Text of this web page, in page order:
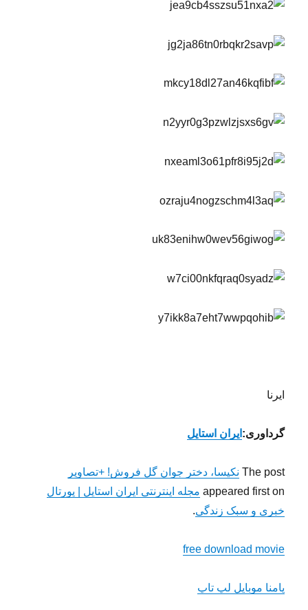
ایرنا
گرداوری: ایران استایل
The post نکیسا، دختر جوان گل فروش! +تصاویر
appeared first on مجله اینترنتی ایران استایل | پورتال
خبری و سبک زندگی.
free download movie
پامنا موبایل لپ تاپ